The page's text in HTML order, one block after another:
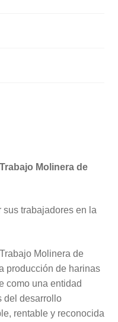
Molinera de
sus trabajadores en la
Molinera de
producción de harinas
como una entidad
del desarrollo
rentable y reconocida